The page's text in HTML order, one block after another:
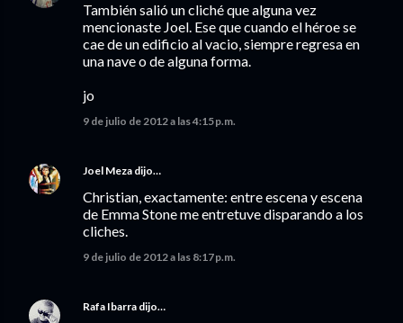
También salió un cliché que alguna vez
mencionaste Joel. Ese que cuando el héroe se
cae de un edificio al vacio, siempre regresa en
una nave o de alguna forma.
jo
9 de julio de 2012 a las 4:15 p.m.
Joel Meza dijo…
Christian, exactamente: entre escena y escena
de Emma Stone me entretuve disparando a los
cliches.
9 de julio de 2012 a las 8:17 p.m.
Rafa Ibarra dijo…